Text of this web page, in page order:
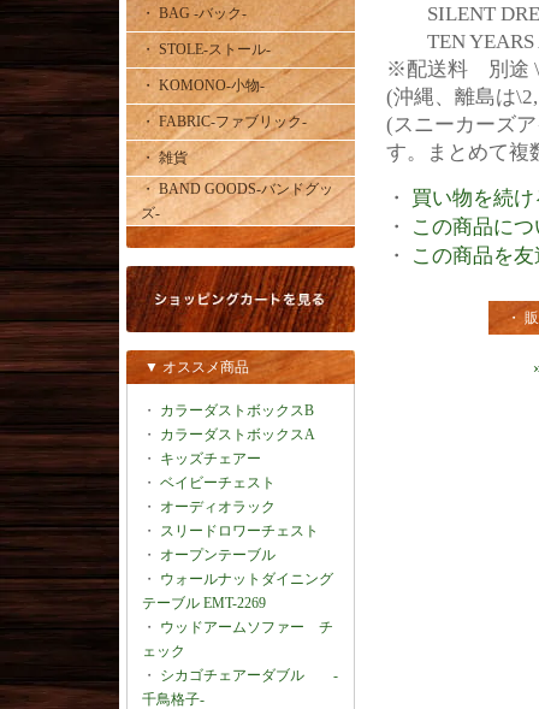
・ BAG -バック-
・ STOLE-ストール-
・ KOMONO-小物-
・ FABRIC-ファブリック-
・ 雑貨
・ BAND GOODS-バンドグッ
ズ-
▼ オススメ商品
・ カラーダストボックスB
・ カラーダストボックスA
・ キッズチェアー
・ ベイビーチェスト
・ オーディオラック
・ スリードロワーチェスト
・ オープンテーブル
・ ウォールナットダイニング
テーブル EMT-2269
・ ウッドアームソファー チ
ェック
・ シカゴチェアーダブル -
千鳥格子-
SILENT
TEN YEARS
※配送料 別途
(沖縄、離島は
(スニーカーズ
す。まとめて複
・ 買い物を続け
・
この商品に
・
この商品を
・